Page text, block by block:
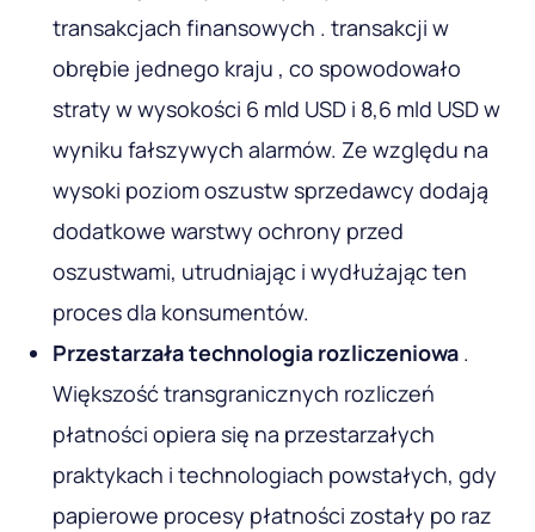
transakcjach finansowych . transakcji w
obrębie jednego kraju , co spowodowało
straty w wysokości 6 mld USD i 8,6 mld USD w
wyniku fałszywych alarmów. Ze względu na
wysoki poziom oszustw sprzedawcy dodają
dodatkowe warstwy ochrony przed
oszustwami, utrudniając i wydłużając ten
proces dla konsumentów.
Przestarzała technologia rozliczeniowa .
Większość transgranicznych rozliczeń
płatności opiera się na przestarzałych
praktykach i technologiach powstałych, gdy
papierowe procesy płatności zostały po raz